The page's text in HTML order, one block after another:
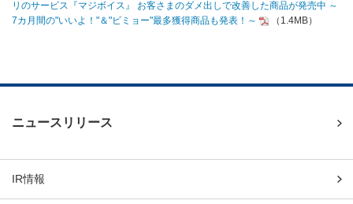
リのサービス『マジボイス』 お客さまのダメ出しで改善した商品が発売中 ～
7カ月間の"いいよ！"＆"ビミョー"最多獲得商品も発表！～
（1.4MB）
ニュースリリース
IR情報